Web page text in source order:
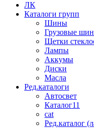
ЛК
Каталоги групп
Шины
Грузовые
Щетки
Лампы
Аккумы
Диски
Масла
Ред.каталоги
Автосвет
Каталог11
cat
Ред.каталог